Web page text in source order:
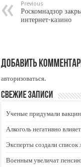
Previous
Роскомнадзор
интернет-казино
Добавить
авторизоваться.
Свежие записи
Ученые придумали
Алкоголь негативно
Эксперты создали
Военным увеличат